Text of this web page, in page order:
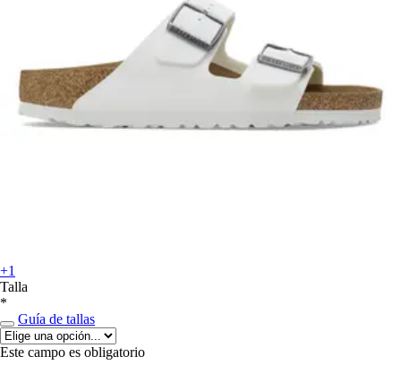
+1
Talla
*
Guía de tallas
Este campo es obligatorio